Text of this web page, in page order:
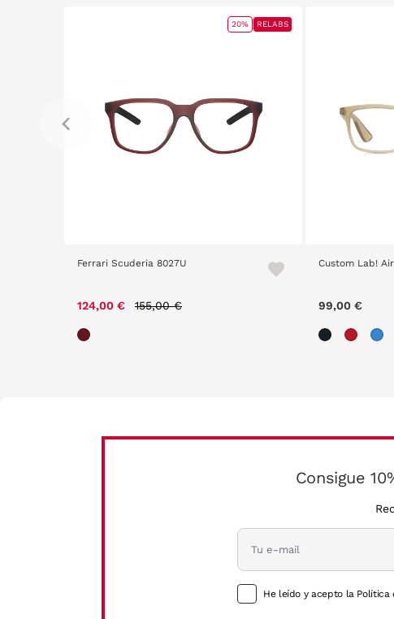
Ferrari Scuderia 8027U
124,00 € 155,00 €
20% RELABS
Custom Lab!
99,00 €
Consigue
He leído y acepto la Política